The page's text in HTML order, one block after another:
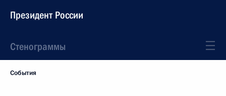
Президент России
Стенограммы
События